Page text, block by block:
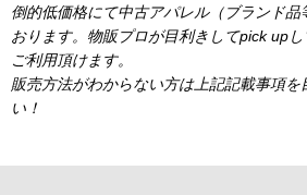
倒的低価格にて中古アパレル（ブランド
おります。物販プロが目利きしてpick up
ご利用頂けます。
販売方法がわからない方は上記記載事項を
い！